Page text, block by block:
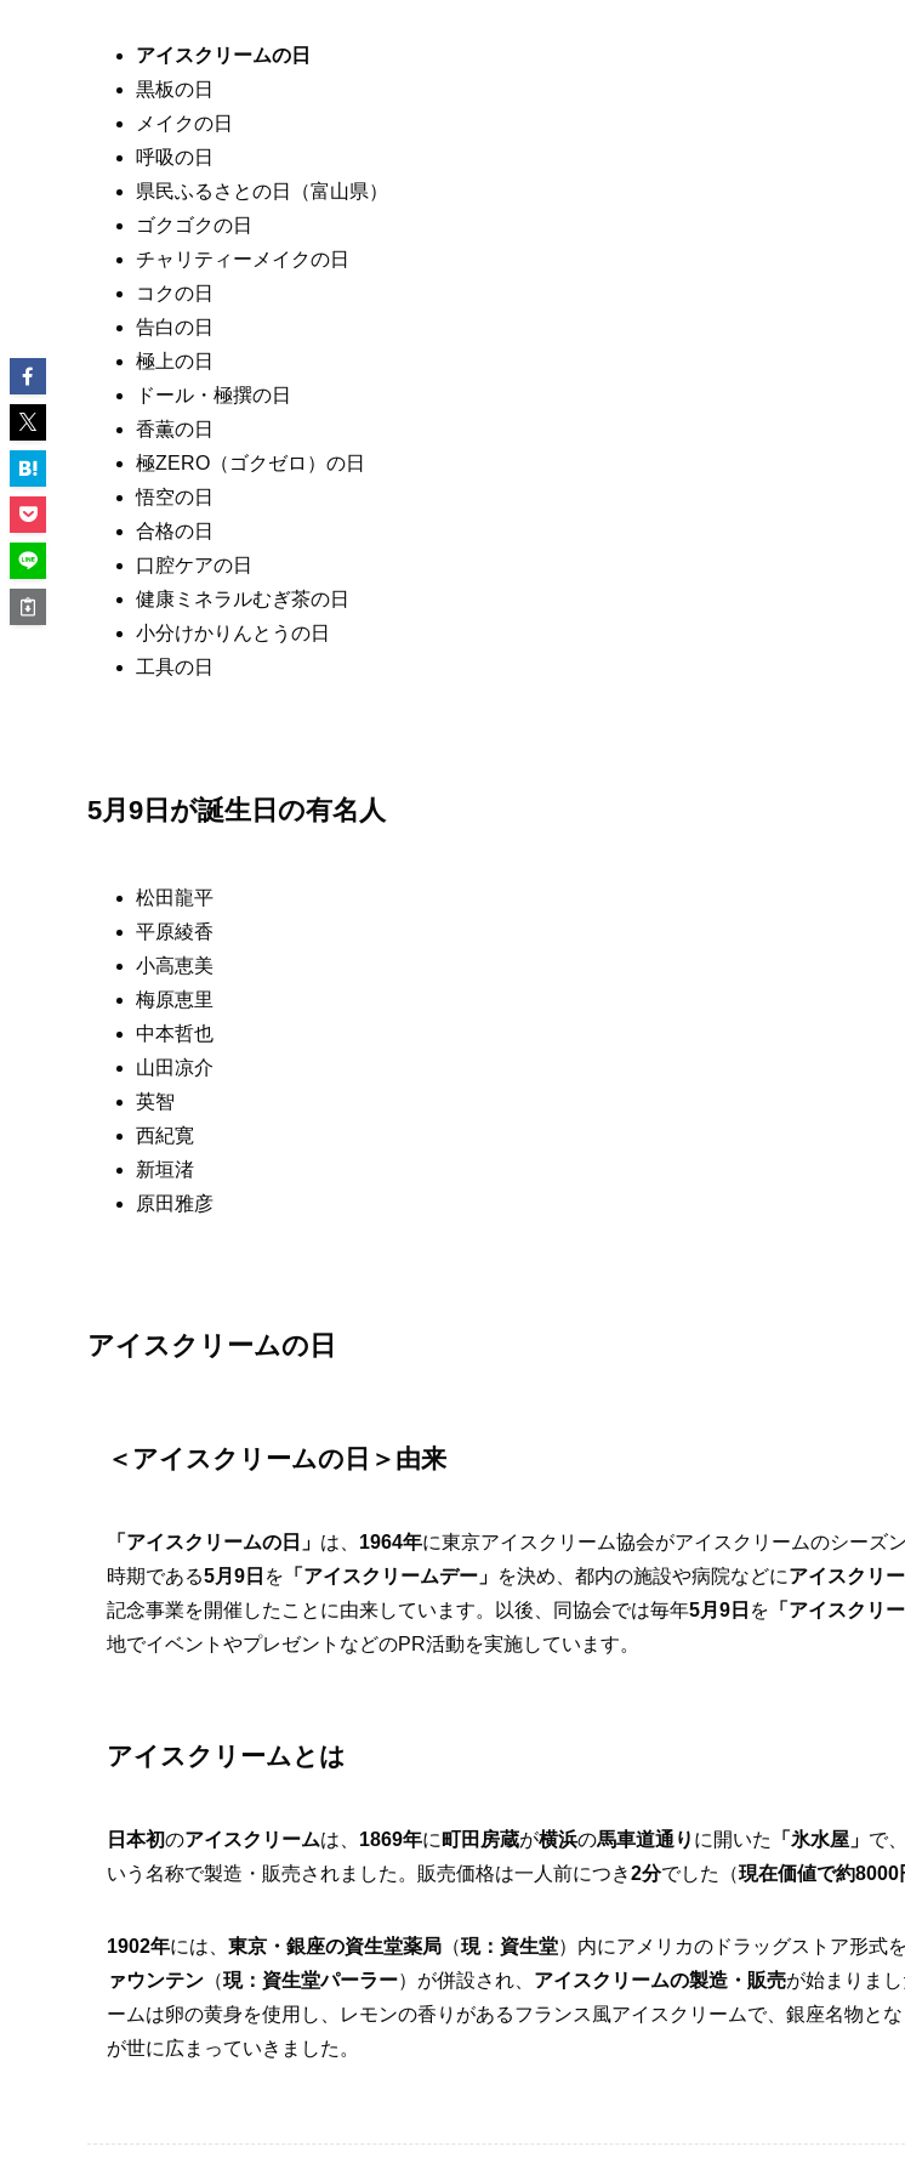
アイスクリームの日
黒板の日
メイクの日
呼吸の日
県民ふるさとの日（富山県）
ゴクゴクの日
チャリティーメイクの日
コクの日
告白の日
極上の日
ドール・極撰の日
香薫の日
極ZERO（ゴクゼロ）の日
悟空の日
合格の日
口腔ケアの日
健康ミネラルむぎ茶の日
小分けかりんとうの日
工具の日
5月9日が誕生日の有名人
松田龍平
平原綾香
小高恵美
梅原恵里
中本哲也
山田凉介
英智
西紀寛
新垣渚
原田雅彦
アイスクリームの日
＜アイスクリームの日＞由来
「アイスクリームの日」 は、 1964年に東京アイスクリーム協会がアイスクリームのシーズ
時期である5月9日 を 「アイスクリームデー」 を決め、都内の施設や病院などにアイスクリ
記念事業を開催したことに由来しています。以後、同協会では毎年5月9日 を 「アイスクリ
地でイベントやプレゼントなどのPR活動を実施しています。
アイスクリームとは
日本初のアイスクリームは、 1869年に町田房蔵が横浜の馬車道通り に開いた 「氷水屋」 で、
いう名称で製造・販売されました。販売価格は一人前につき2分でした（現在価値で約8000
1902年には、 東京・銀座の資生堂薬局 （現：資生堂）内にアメリカのドラッグストア形式
ァウンテン （現：資生堂パーラー）が併設され、 アイスクリームの製造・販売が始まりま
ームは卵の黄身を使用し、レモンの香りがあるフランス風アイスクリームで、銀座名物と
が世に広まっていきました。